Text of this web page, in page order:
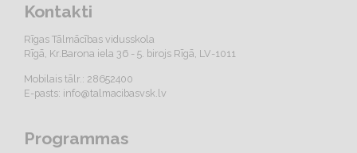
Kontakti
Rīgas Tālmācības vidusskola
Rīgā, Kr.Barona iela 36 - 5. birojs Rīgā, LV-1011
Mobilais tālr.: 28652400
E-pasts: info@talmacibasvsk.lv
Programmas